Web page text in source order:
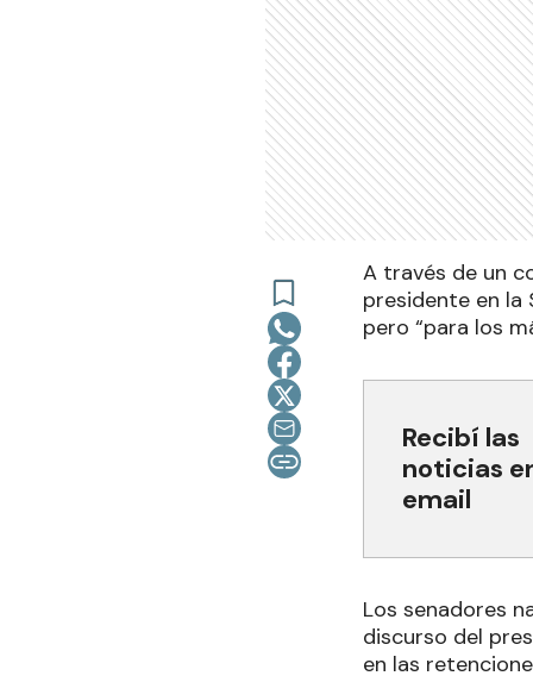
A través de un
presidente en la
pero “para los
Recibí las
noticias
email
Los senadores
discurso del
en las